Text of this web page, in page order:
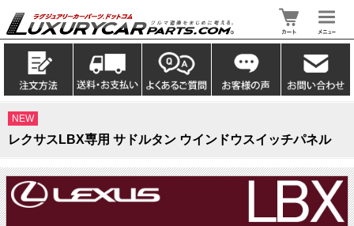
NEW
レクサスLBX専用 サドルタン ウインドウスイッチパネル